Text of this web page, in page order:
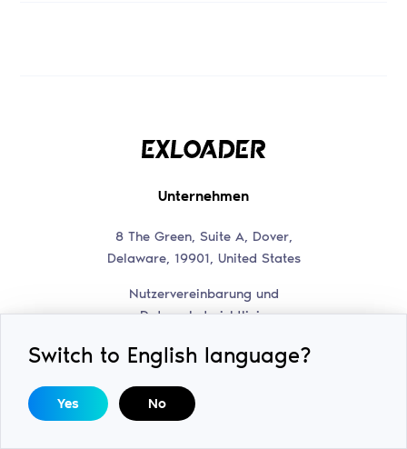
Unternehmen
8 The Green, Suite A, Dover,
Delaware, 19901, United States
Nutzervereinbarung und
Datenschutzrichtlinie
help@swiftsoft.llc
Unser Discord-Kanal
Switch to English language?
Yes No